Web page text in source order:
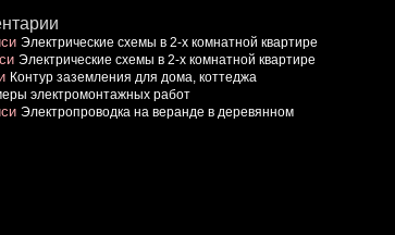
Электрические схемы в 2-х комнатной квартире
Электрические схемы в 2-х комнатной квартире
Контур заземления для дома, коттеджа
электромонтажных работ
Электропроводка на веранде в деревянном